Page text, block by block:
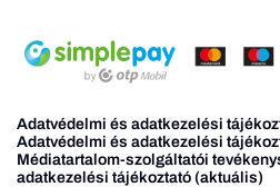
Adatvédelmi és adatkezelési
Adatvédelmi és adatkezelési
Médiatartalom-szolgáltatói
adatkezelési tájékoztató (aktuális)